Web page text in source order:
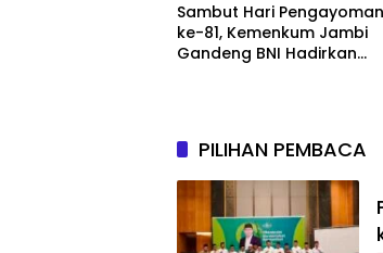
Sambut Hari Pengayoman
ke-81, Kemenkum Jambi
Gandeng BNI Hadirkan
PILIHAN PEMBACA